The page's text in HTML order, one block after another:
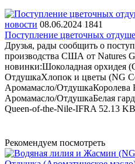
новости 08.06.2024 1841
Поступление цветочных
Друзья, рады сообщить о
производства США от Natures
новинки:Шоколадная орхидея
ОтдушкаХлопок и цветы (NG
Аромамасло/ОтдушкаКоролева
Аромамасло/ОтдушкаБелая
Queen-of-the-Nile-IFRA 52.13 KB
Рекомендуем посмотреть